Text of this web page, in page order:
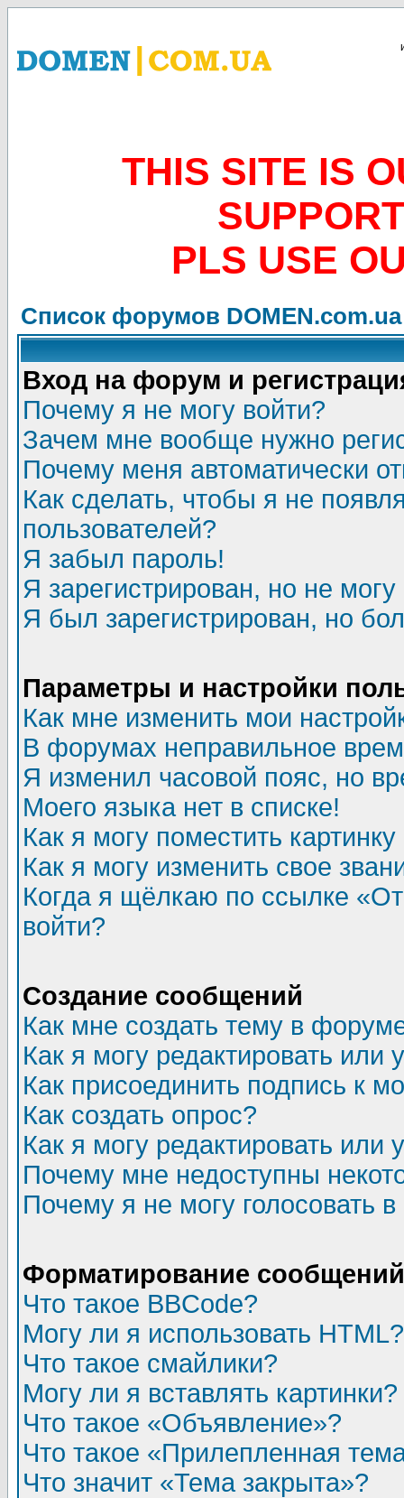
THIS SITE IS
PLS USE
Список форумов DOMEN.com.ua
Вход на форум и
Почему я не могу войти?
Зачем мне вообще нужно
Почему меня автоматически
Как сделать, чтобы я не
пользователей?
Я забыл пароль!
Я зарегистрирован, но не могу
Я был зарегистрирован, но
Параметры и настройки
Как мне изменить мои
В форумах неправильное
Я изменил часовой пояс, но
Моего языка нет в списке!
Как я могу поместить
Как я могу изменить свое
Когда я щёлкаю по ссылке
войти?
Создание сообщений
Как мне создать тему в
Как я могу редактировать или
Как присоединить подпись к
Как создать опрос?
Как я могу редактировать или
Почему мне недоступны
Почему я не могу голосовать
Форматирование
Что такое BBCode?
Могу ли я использовать HTML?
Что такое смайлики?
Могу ли я вставлять картинки?
Что такое «Объявление»?
Что такое «Прилепленная
Что значит «Тема закрыта»?